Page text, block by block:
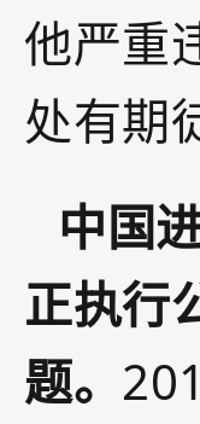
他严重
处有期
中国
正执行
题。